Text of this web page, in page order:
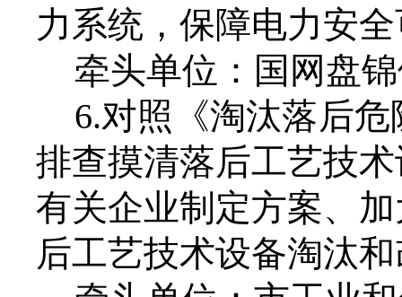
力系统，保障电力安
牵头单位：国网盘
6.对照《淘汰落后
排查摸清落后工艺技
有关企业制定方案、
后工艺技术设备淘汰